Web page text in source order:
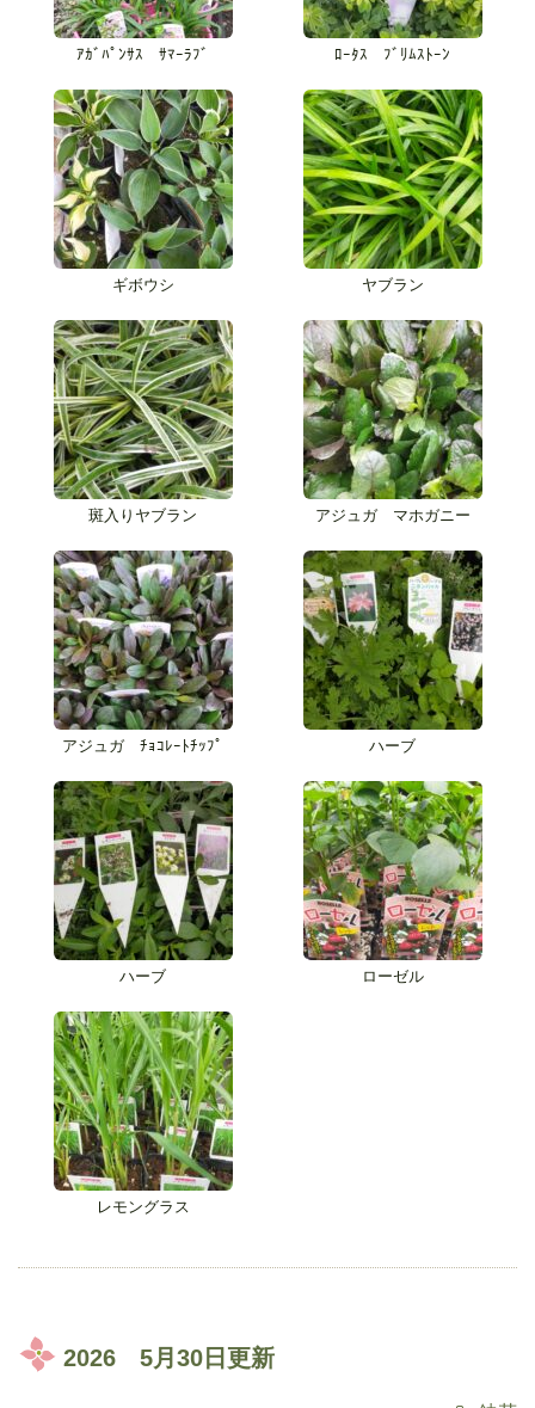
ｱｶﾞﾊﾟﾝｻｽ ｻﾏｰﾗﾌﾞ ﾛｰﾀｽ ﾌﾞﾘﾑｽﾄｰﾝ
ギボウシ ヤブラン
斑入りヤブラン アジュガ マホガニー
アジュガ ﾁｮｺﾚｰﾄﾁｯﾌﾟ ハーブ
ハーブ ローゼル
レモングラス
2026 5月30日更新